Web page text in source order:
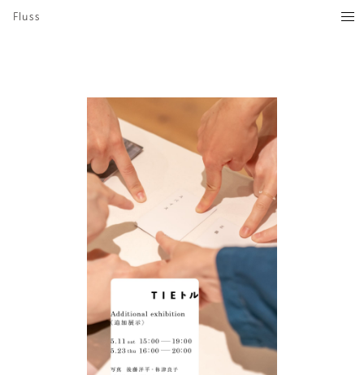
Fluss